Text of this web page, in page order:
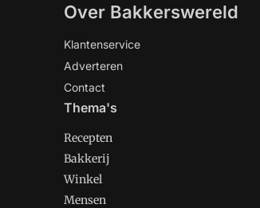
Over Bakkerswereld
Klantenservice
Adverteren
Contact
Thema's
Recepten
Bakkerij
Winkel
Mensen